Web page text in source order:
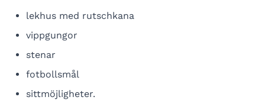
lekhus med rutschkana
vippgungor
stenar
fotbollsmål
sittmöjligheter.